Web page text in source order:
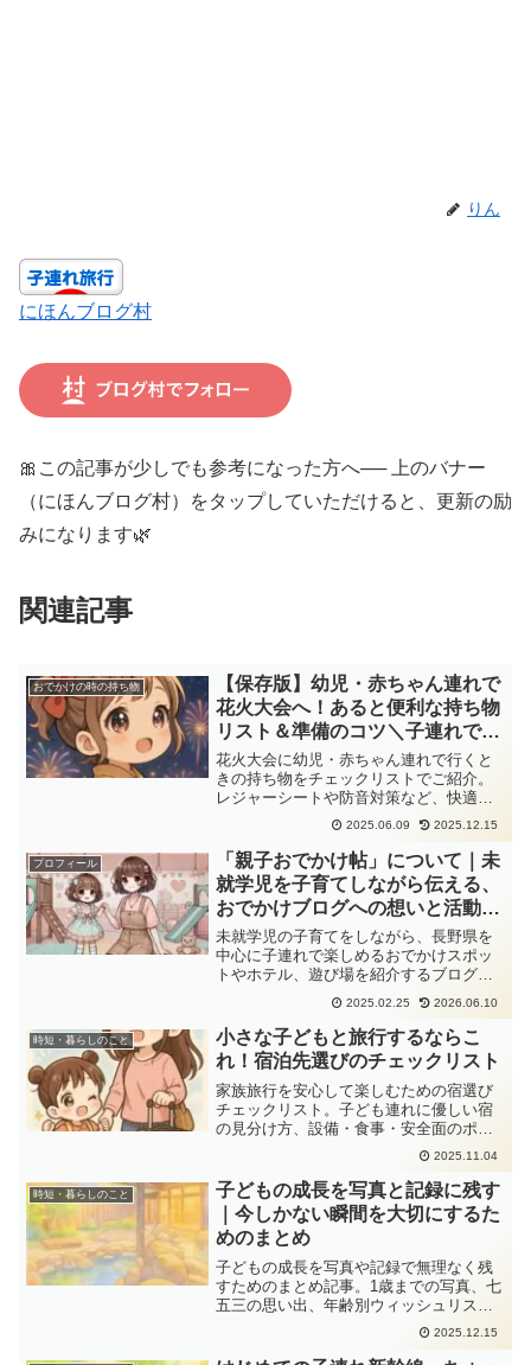
りん
にほんブログ村
🎀この記事が少しでも参考になった方へ── 上のバナー
（にほんブログ村）をタップしていただけると、更新の励
みになります🌿
関連記事
おでかけの時の持ち物
【保存版】幼児・赤ちゃん連れで
花火大会へ！あると便利な持ち物
リスト＆準備のコツ＼子連れでも
花火を楽しみたいママ・パパへ
／“これだけは持っていきた
い！”をまとめたチェックリスト
花火大会に幼児・赤ちゃん連れで行くと
きの持ち物をチェックリストでご紹介。
レジャーシートや防音対策など、快適に
過ごす工夫もまとめています。あると安
心な便利グッズも紹介！
2025.06.09 2025.12.15
プロフィール
「親子おでかけ帖」について｜未
就学児を子育てしながら伝える、
おでかけブログへの想いと活動内
容
未就学児の子育てをしながら、長野県を
中心に子連れで楽しめるおでかけスポッ
トやホテル、遊び場を紹介するブログ
「親子おでかけ帖」。実際に訪れた体験
をもとに、親子で安心して楽しめる場所
や旅のヒントを発信しています。
2025.02.25 2026.06.10
時短・暮らしのこと
小さな子どもと旅行するならこ
れ！宿泊先選びのチェックリスト
家族旅行を安心して楽しむための宿選び
チェックリスト。子ども連れに優しい宿
の見分け方、設備・食事・安全面のポイ
ントを長野・周辺地域の体験を交えて紹
2025.11.04
時短・暮らしのこと
子どもの成長を写真と記録に残す
｜今しかない瞬間を大切にするた
めのまとめ
子どもの成長を写真や記録で無理なく残
すためのまとめ記事。1歳までの写真、七
五三の思い出、年齢別ウィッシュリス
ト、スマホ容量に悩むママ向けのAmazon
2025.12.15